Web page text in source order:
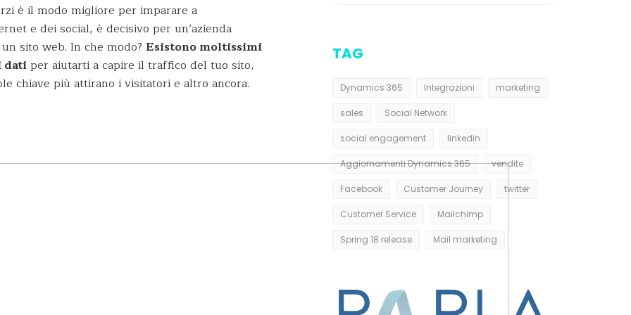
è il modo migliore per imparare a
e dei social, è decisivo per un’azienda
sito web. In che modo? Esistono moltissimi
datiper aiutarti a capire il traffico del tuo sito,
chiave più attirano i visitatori e altro ancora.
TAG
Dynamics 365 Integrazioni marketing
sales Social Network
social engagement linkedin
Aggiornamenti Dynamics 365 vendite
Facebook Customer Journey twitter
Customer Service Mailchimp
Spring 18 release Mail marketing